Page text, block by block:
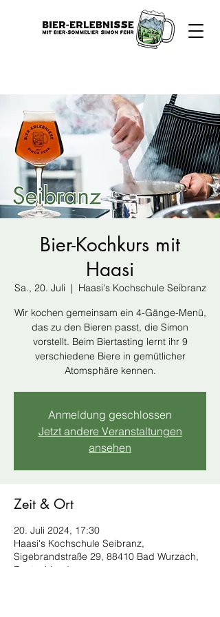
Bier-Kochkurs mit
Haasi
Sa., 20. Juli
  |
Haasi's Kochschule Seibranz
Wir kochen gemeinsam ein 4-Gänge-Menü,
das zu den Bieren passt, die Simon
vorstellt. Beim Biertasting lernt ihr 9
verschiedene Biere in gemütlicher
Atomsphäre kennen.
Anmeldung geschlossen
Jetzt andere Veranstaltungen
ansehen
Zeit & Ort
20. Juli 2024, 17:30
Haasi's Kochschule Seibranz,
Sigebrandstraße 29, 88410 Bad Wurzach,
Deutschland